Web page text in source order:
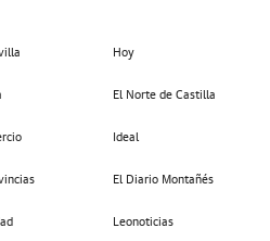
Hoy
El Norte de Castilla
Ideal
El Diario Montañés
Leonoticias